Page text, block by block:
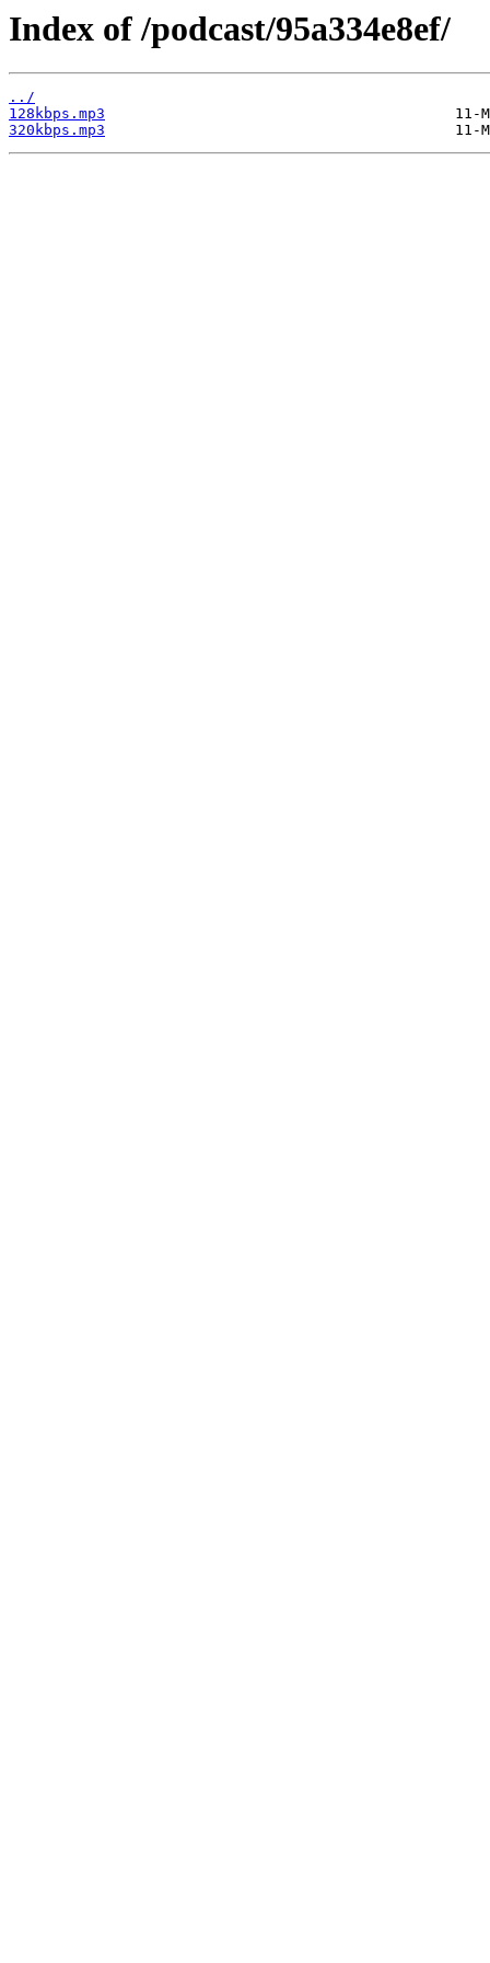
Index of /podcast/95a334e8ef/
../
128kbps.mp3
320kbps.mp3